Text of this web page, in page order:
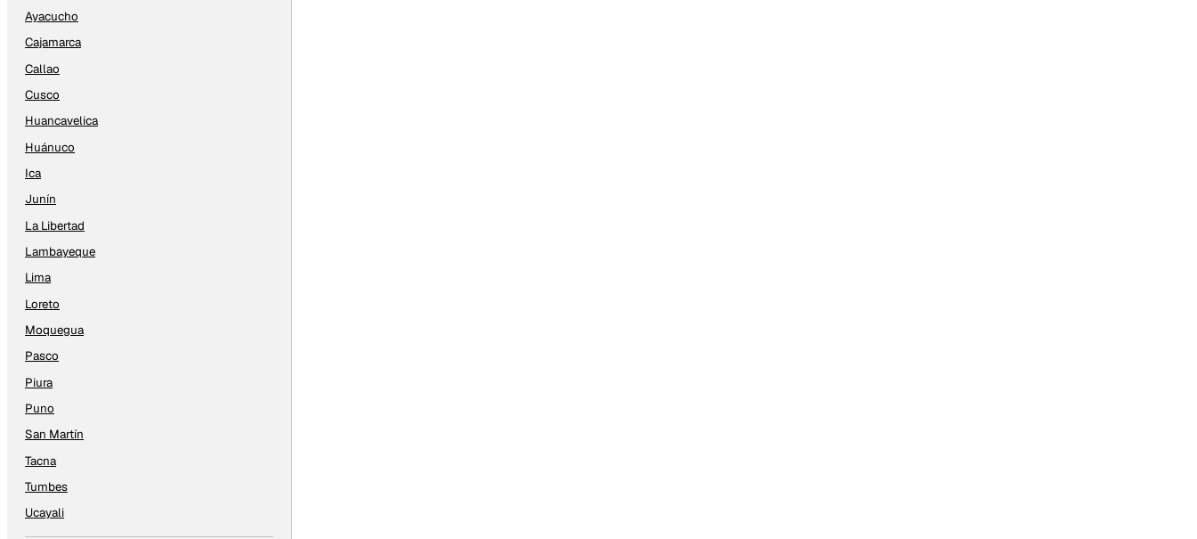
Ayacucho
Cajamarca
Callao
Cusco
Huancavelica
Huánuco
Ica
Junín
La Libertad
Lambayeque
Lima
Loreto
Moquegua
Pasco
Piura
Puno
San Martín
Tacna
Tumbes
Ucayali